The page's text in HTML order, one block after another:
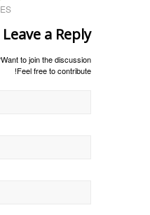
Leave a Reply
Want to join the discussion?
Feel free to contribute!